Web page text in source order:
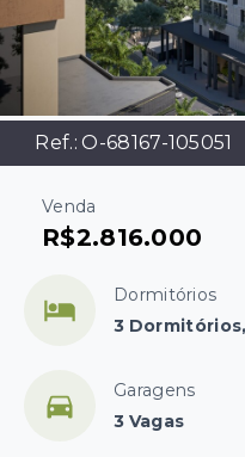
Ref.:O-68167-105051
Venda
R$2.816.000
Dormitórios
3
Garagens
3 Vagas